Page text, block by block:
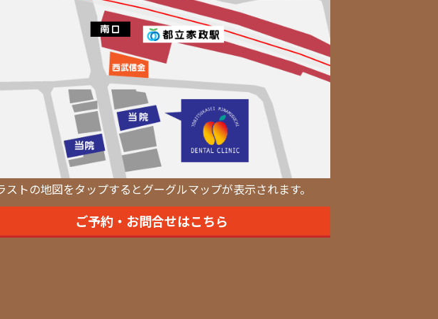
トの地図をタップするとグーグルマップが表示されます。
ご予約・お問合せはこちら